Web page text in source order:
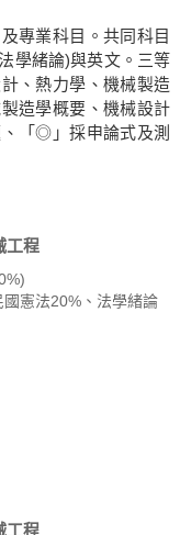
專業科目。共同科目
學緒論)與英文。三等
、熱力學、機械製造
造學概要、機械設計
「◎」採申論式及測
工程
憲法20%、法學緒論
工程